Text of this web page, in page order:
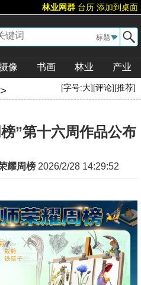
林业网群 台历 添加到桌面
▼
像 书画 林业 产业
> [字号:大][评论][推荐]
”第十六周作品公布
耀周榜 2026/2/28 14:29:52